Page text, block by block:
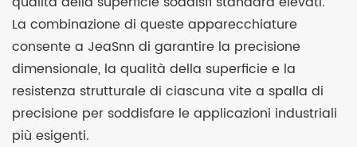
La combinazione di queste apparecchiature
consente a JeaSnn di garantire la precisione
dimensionale, la qualità della superficie e la
resistenza strutturale di ciascuna vite a spalla di
precisione per soddisfare le applicazioni industriali
più esigenti.